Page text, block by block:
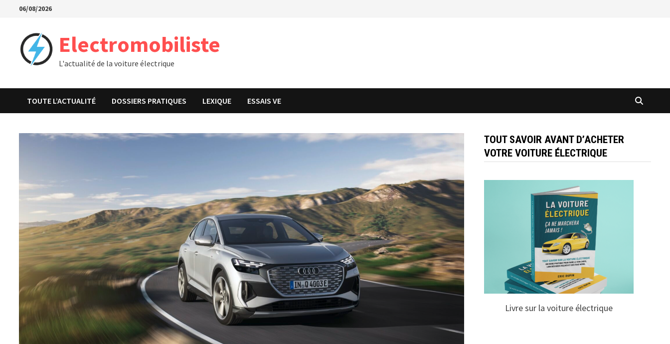
Passer
contenu
06/08/2026
Electromobiliste
L'actualité de la voiture électrique
TOUTE L’ACTUALITÉ DOSSIERS PRATIQUES LEXIQUE ESSAIS VE
TOUT SAVOIR AVANT D’ACHETER
VOTRE VOITURE ÉLECTRIQUE
Livre sur la voiture électrique